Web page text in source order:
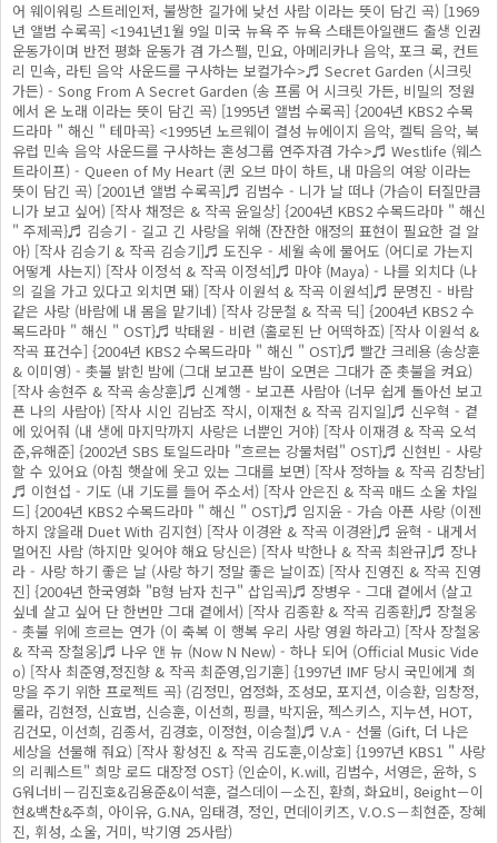
어 웨이워링 스트레인저, 불쌍한 길가에 낮선 사람 이라는 뜻이 담긴 곡) [1969
년 앨범 수록곡] <1941년1월 9일 미국 뉴욕 주 뉴욕 스태튼아일랜드 출생 인권
운동가이며 반전 평화 운동가 겸 가스펠, 민요, 아메리카나 음악, 포크 록, 컨트
리 민속, 라틴 음악 사운드를 구사하는 보컬가수>♬ Secret Garden (시크릿
가든) - Song From A Secret Garden (송 프롬 어 시크릿 가든, 비밀의 정원
에서 온 노래 이라는 뜻이 담긴 곡) [1995년 앨범 수록곡] {2004년 KBS2 수목
드라마 " 해신 " 테마곡} <1995년 노르웨이 결성 뉴에이지 음악, 켈틱 음악, 북
유럽 민속 음악 사운드를 구사하는 혼성그룹 연주자겸 가수>♬ Westlife (웨스
트라이프) - Queen of My Heart (퀸 오브 마이 하트, 내 마음의 여왕 이라는
뜻이 담긴 곡) [2001년 앨범 수록곡]♬ 김범수 - 니가 날 떠나 (가슴이 터질만큼
니가 보고 싶어) [작사 채정은 & 작곡 윤일상] {2004년 KBS2 수목드라마 " 해신
" 주제곡}♬ 김승기 - 길고 긴 사랑을 위해 (잔잔한 애정의 표현이 필요한 걸 알
아) [작사 김승기 & 작곡 김승기]♬ 도진우 - 세월 속에 물어도 (어디로 가는지
어떻게 사는지) [작사 이정석 & 작곡 이정석]♬ 마야 (Maya) - 나를 외치다 (나
의 길을 가고 있다고 외치면 돼) [작사 이원석 & 작곡 이원석]♬ 문명진 - 바람
같은 사랑 (바람에 내 몸을 맡기네) [작사 강문철 & 작곡 딕] {2004년 KBS2 수
목드라마 " 해신 " OST}♬ 박태원 - 비련 (홀로된 난 어떡하죠) [작사 이원석 &
작곡 표건수] {2004년 KBS2 수목드라마 " 해신 " OST}♬ 빨간 크레용 (송상훈
& 이미영) - 촛불 밝힌 밤에 (그대 보고픈 밤이 오면은 그대가 준 촛불을 켜요)
[작사 송현주 & 작곡 송상훈]♬ 신계행 - 보고픈 사람아 (너무 쉽게 돌아선 보고
픈 나의 사람아) [작사 시인 김남조 작시, 이재천 & 작곡 김지일]♬ 신우혁 - 곁
에 있어줘 (내 생에 마지막까지 사랑은 너뿐인 거야) [작사 이재경 & 작곡 오석
준,유해준] {2002년 SBS 토일드라마 "흐르는 강물처럼" OST}♬ 신현빈 - 사랑
할 수 있어요 (아침 햇살에 웃고 있는 그대를 보면) [작사 정하늘 & 작곡 김창남]
♬ 이현섭 - 기도 (내 기도를 들어 주소서) [작사 안은진 & 작곡 매드 소울 차일
드] {2004년 KBS2 수목드라마 " 해신 " OST}♬ 임지윤 - 가슴 아픈 사랑 (이젠
하지 않을래 Duet With 김지현) [작사 이경완 & 작곡 이경완]♬ 윤혁 - 내게서
멀어진 사람 (하지만 잊어야 해요 당신은) [작사 박한나 & 작곡 최완규]♬ 장나
라 - 사랑 하기 좋은 날 (사랑 하기 정말 좋은 날이죠) [작사 진영진 & 작곡 진영
진] {2004년 한국영화 "B형 남자 친구" 삽입곡}♬ 장병우 - 그대 곁에서 (살고
싶네 살고 싶어 단 한번만 그대 곁에서) [작사 김종환 & 작곡 김종환]♬ 장철웅
- 촛불 위에 흐르는 연가 (이 축복 이 행복 우리 사랑 영원 하라고) [작사 장철웅
& 작곡 장철웅]♬ 나우 앤 뉴 (Now N New) - 하나 되어 (Official Music Vide
o) [작사 최준영,정진향 & 작곡 최준영,임기훈] {1997년 IMF 당시 국민에게 희
망을 주기 위한 프로젝트 곡} (김정민, 엄정화, 조성모, 포지션, 이승환, 임창정,
룰라, 김현정, 신효범, 신승훈, 이선희, 핑클, 박지윤, 젝스키스, 지누션, HOT,
김건모, 이선희, 김종서, 김경호, 이정현, 이승철)♬ V.A - 선물 (Gift, 더 나은
세상을 선물해 줘요) [작사 황성진 & 작곡 김도훈,이상호] {1997년 KBS1 " 사랑
의 리퀘스트" 희망 로드 대장정 OST} (인순이, K.will, 김범수, 서영은, 윤하, S
G워너비－김진호&김용준&이석훈, 걸스데이－소진, 환희, 화요비, 8eight－이
현&백찬&주희, 아이유, G.NA, 임태경, 정인, 먼데이키즈, V.O.S－최현준, 장혜
진, 휘성, 소울, 거미, 박기영 25사람)